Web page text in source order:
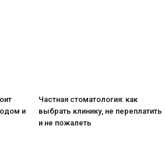
и
Частная стоматология: как
выбрать клинику, не переплатить
и не пожалеть